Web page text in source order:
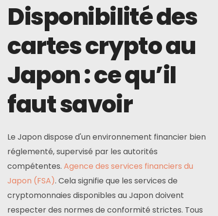
Disponibilité des
cartes crypto au
Japon : ce qu’il
faut savoir
Le Japon dispose d'un environnement financier bien
réglementé, supervisé par les autorités
compétentes. Agence des services financiers du
Japon (FSA). Cela signifie que les services de
cryptomonnaies disponibles au Japon doivent
respecter des normes de conformité strictes. Tous